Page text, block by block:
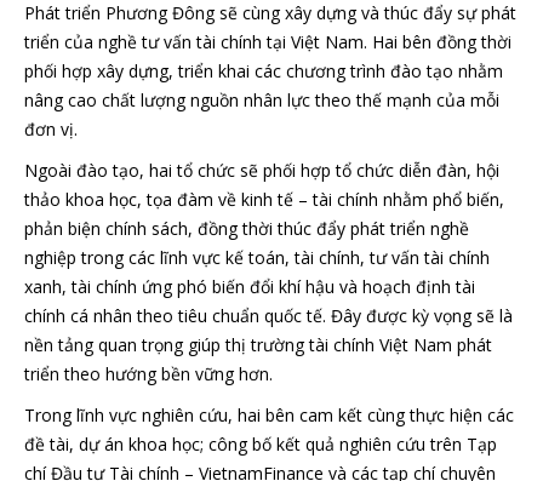
Phát triển Phương Đông sẽ cùng xây dựng và thúc đẩy sự phát
triển của nghề tư vấn tài chính tại Việt Nam. Hai bên đồng thời
phối hợp xây dựng, triển khai các chương trình đào tạo nhằm
nâng cao chất lượng nguồn nhân lực theo thế mạnh của mỗi
đơn vị.
Ngoài đào tạo, hai tổ chức sẽ phối hợp tổ chức diễn đàn, hội
thảo khoa học, tọa đàm về kinh tế – tài chính nhằm phổ biến,
phản biện chính sách, đồng thời thúc đẩy phát triển nghề
nghiệp trong các lĩnh vực kế toán, tài chính, tư vấn tài chính
xanh, tài chính ứng phó biến đổi khí hậu và hoạch định tài
chính cá nhân theo tiêu chuẩn quốc tế. Đây được kỳ vọng sẽ là
nền tảng quan trọng giúp thị trường tài chính Việt Nam phát
triển theo hướng bền vững hơn.
Trong lĩnh vực nghiên cứu, hai bên cam kết cùng thực hiện các
đề tài, dự án khoa học; công bố kết quả nghiên cứu trên Tạp
chí Đầu tư Tài chính – VietnamFinance và các tạp chí chuyên